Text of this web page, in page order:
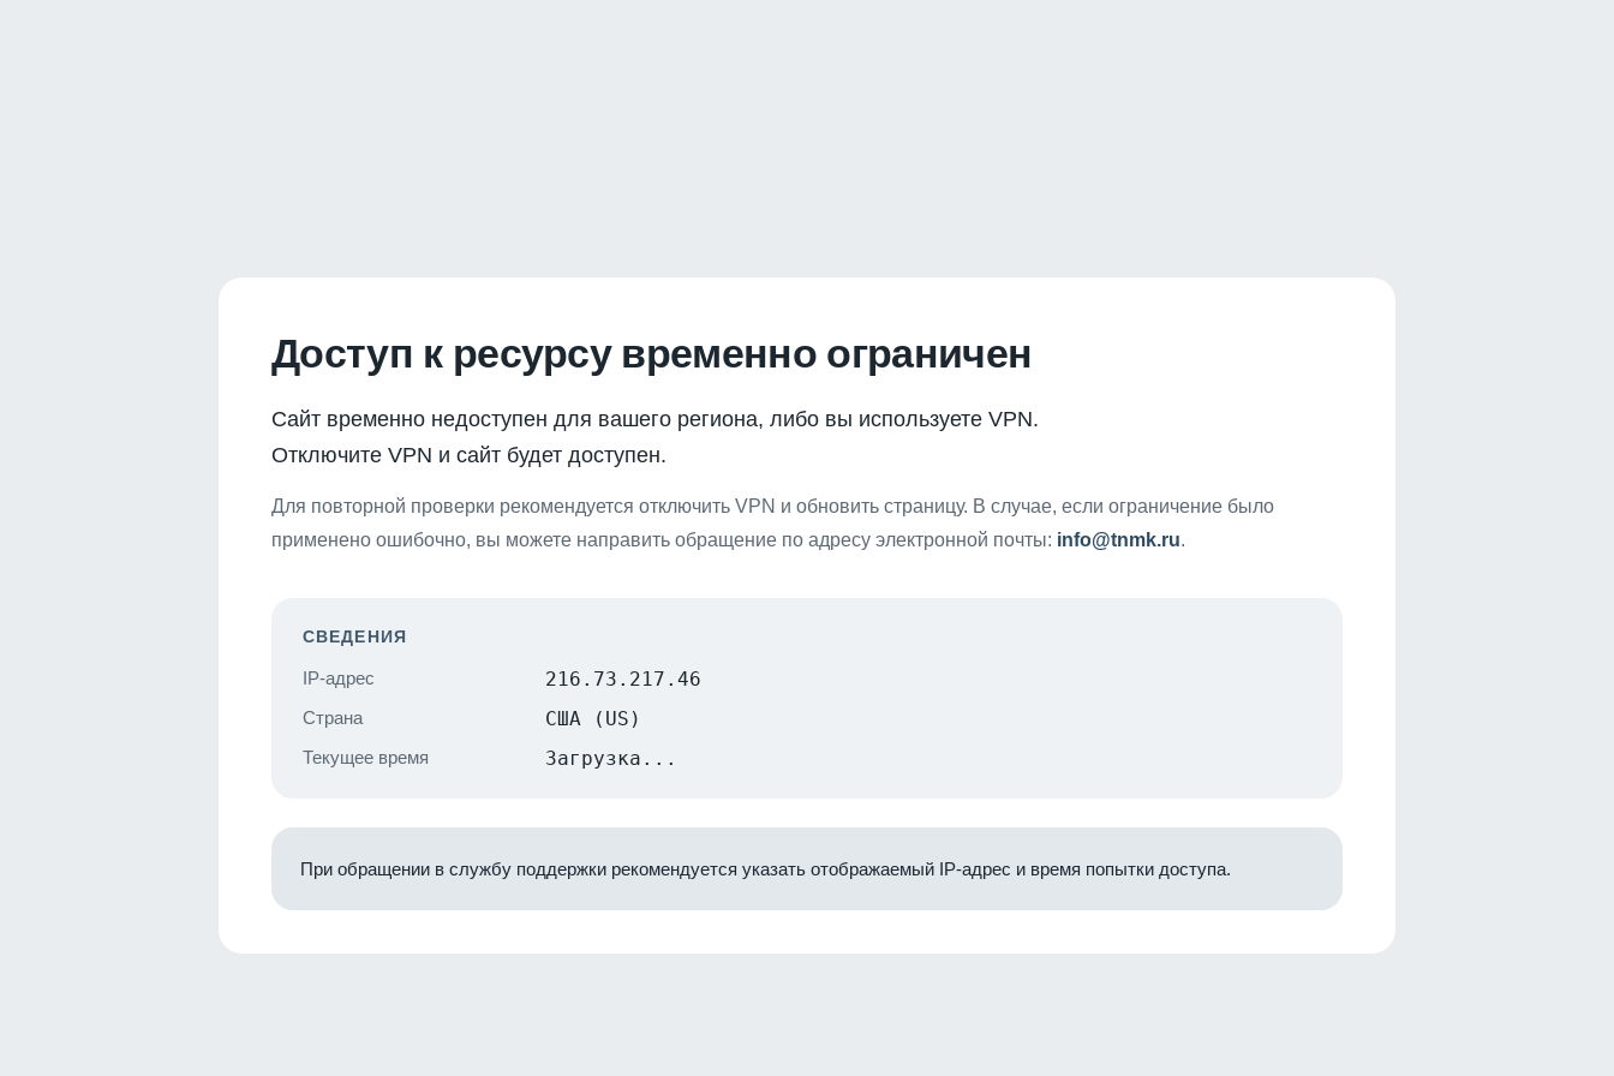
Доступ к ресурсу временно ограничен
Сайт временно недоступен для вашего региона, либо вы используете VPN.
Отключите VPN и сайт будет доступен.
Для повторной проверки рекомендуется отключить VPN и обновить страницу. В случае, если ограничение было
применено ошибочно, вы можете направить обращение по адресу электронной почты: info@tnmk.ru.
СВЕДЕНИЯ
IP-адрес 216.73.217.46
Страна США (US)
Текущее время Загрузка...
При обращении в службу поддержки рекомендуется указать отображаемый IP-адрес и время попытки доступа.